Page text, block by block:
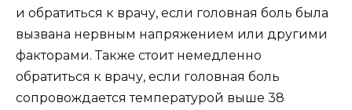
и обратиться к врачу, если головная боль была
вызвана нервным напряжением или другими
факторами. Также стоит немедленно
обратиться к врачу, если головная боль
сопровождается температурой выше 38